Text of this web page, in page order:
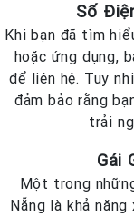
Số
Khi bạn đã tìm
hoặc ứng dụng,
để liên hệ. Tuy
đảm bảo rằng
trải
Gái
Một trong
Nẵng là khả